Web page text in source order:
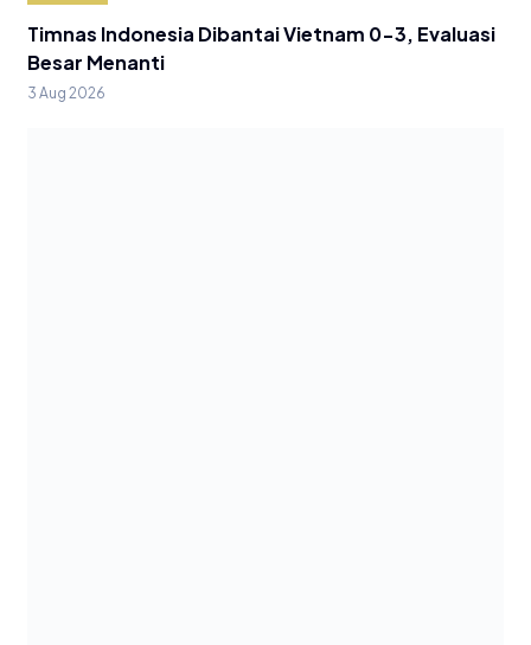
Timnas Indonesia Dibantai Vietnam 0-3, Evaluasi
Besar Menanti
3 Aug 2026